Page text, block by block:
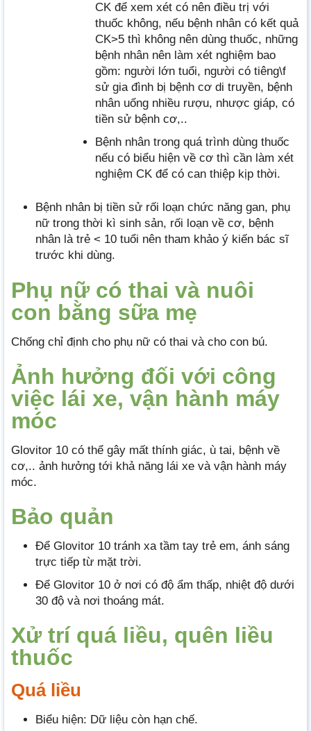
CK để xem xét có nên điều trị với
thuốc không, nếu bệnh nhân có kết quả
CK>5 thì không nên dùng thuốc, những
bệnh nhân nên làm xét nghiệm bao
gồm: người lớn tuổi, người có tiêng\f
sử gia đình bị bệnh cơ di truyền, bệnh
nhân uống nhiều rượu, nhược giáp, có
tiền sử bệnh cơ,..
Bệnh nhân trong quá trình dùng thuốc
nếu có biểu hiện về cơ thì cần làm xét
nghiệm CK để có can thiệp kịp thời.
Bệnh nhân bị tiền sử rối loạn chức năng gan, phụ
nữ trong thời kì sinh sản, rối loạn về cơ, bệnh
nhân là trẻ < 10 tuổi nên tham khảo ý kiến bác sĩ
trước khi dùng.
Phụ nữ có thai và nuôi
con bằng sữa mẹ
Chống chỉ định cho phụ nữ có thai và cho con bú.
Ảnh hưởng đối với công
việc lái xe, vận hành máy
móc
Glovitor 10 có thể gây mất thính giác, ù tai, bệnh về
cơ,.. ảnh hưởng tới khả năng lái xe và vận hành máy
móc.
Bảo quản
Để Glovitor 10 tránh xa tầm tay trẻ em, ánh sáng
trực tiếp từ mặt trời.
Để Glovitor 10 ở nơi có độ ẩm thấp, nhiệt độ dưới
30 độ và nơi thoáng mát.
Xử trí quá liều, quên liều
thuốc
Quá liều
Biểu hiện: Dữ liệu còn hạn chế.